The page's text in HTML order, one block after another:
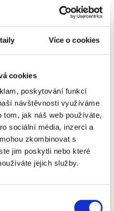
Více o cookies
cookies
poskytování funkcí
návštěvnosti využíváme
tom, jak náš web používáte,
sociální média, inzerci a
zkombinovat s
jim poskytli nebo které
jejich služby.